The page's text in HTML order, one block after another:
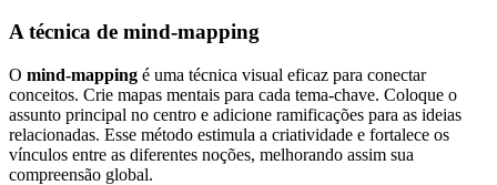
A técnica de mind-mapping
O mind-mapping é uma técnica visual eficaz para conectar
conceitos. Crie mapas mentais para cada tema-chave. Coloque o
assunto principal no centro e adicione ramificações para as ideias
relacionadas. Esse método estimula a criatividade e fortalece os
vínculos entre as diferentes noções, melhorando assim sua
compreensão global.